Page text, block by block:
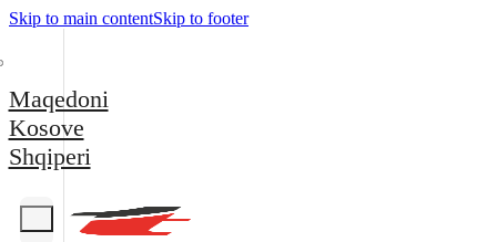
Skip to main contentSkip to footer
Maqedoni
Kosove
Shqiperi